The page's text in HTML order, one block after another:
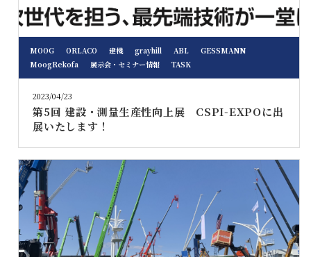
MOOG ORLACO 建機 grayhill ABL
GESSMANN
MoogRekofa
展示会・セミナー情報 TASK
2023/04/23
第5回 建設・測量生産性向上展 CSPI-EXPOに出
展いたします！